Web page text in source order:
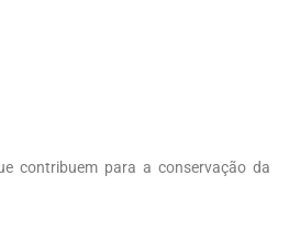
contribuem para a conservação da